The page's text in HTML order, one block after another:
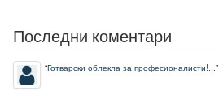
Последни коментари
“Готварски облекла за професионалисти!...”